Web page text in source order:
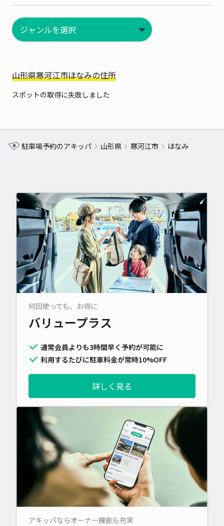
山形県寒河江市ほなみの住所
スポットの取得に失敗しました
駐車場予約のアキッパ 山形県 寒河江市 ほなみ
何回使っても、お得に
バリュープラス
通常会員よりも3時間早く予約が可能に
利用するたびに駐車料金が常時10%OFF
詳しく見る
アキッパならオーナー機能も充実